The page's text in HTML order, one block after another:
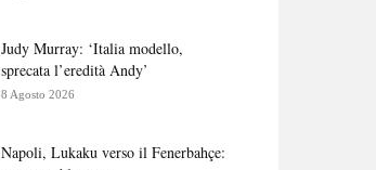
Judy Murray: ‘Italia modello,
sprecata l’eredità Andy’
8 Agosto 2026
Napoli, Lukaku verso il Fenerbahçe: